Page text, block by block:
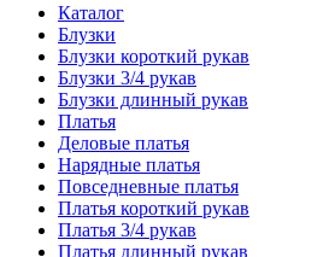
Каталог
Блузки
Блузки короткий рукав
Блузки 3/4 рукав
Блузки длинный рукав
Платья
Деловые платья
Нарядные платья
Повседневные платья
Платья короткий рукав
Платья 3/4 рукав
Платья длинный рукав